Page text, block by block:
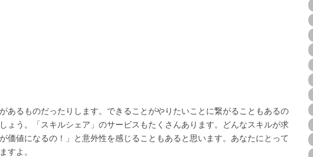
あるものだったりします。できることがやりたいことに繋がることもあるの
ょう。「スキルシェア」のサービスもたくさんあります。どんなスキルが求
価値になるの！」と意外性を感じることもあると思います。あなたにとって
すよ。